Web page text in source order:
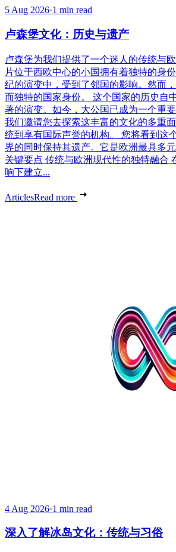
5 Aug 2026·1 min read
卢森堡文化：历史与遗产
卢森堡为我们提供了一个迷人的传统与
片位于西欧中心的小国拥有着独特的身
纪的演变中，受到了邻国的影响。然而
而独特的国家身份。 这个国家的历史自
著的演变。如今，大公国已成为一个重要
我们邀请您去探索这丰富的文化的多重
统到享有国际声誉的机构。 您将看到这
界的同时保持其遗产。它是欧洲最具多元
关键要点 传统与欧洲现代性的独特融合
响下建立...
ArticlesRead more
4 Aug 2026·1 min read
深入了解冰岛文化：传统与习俗